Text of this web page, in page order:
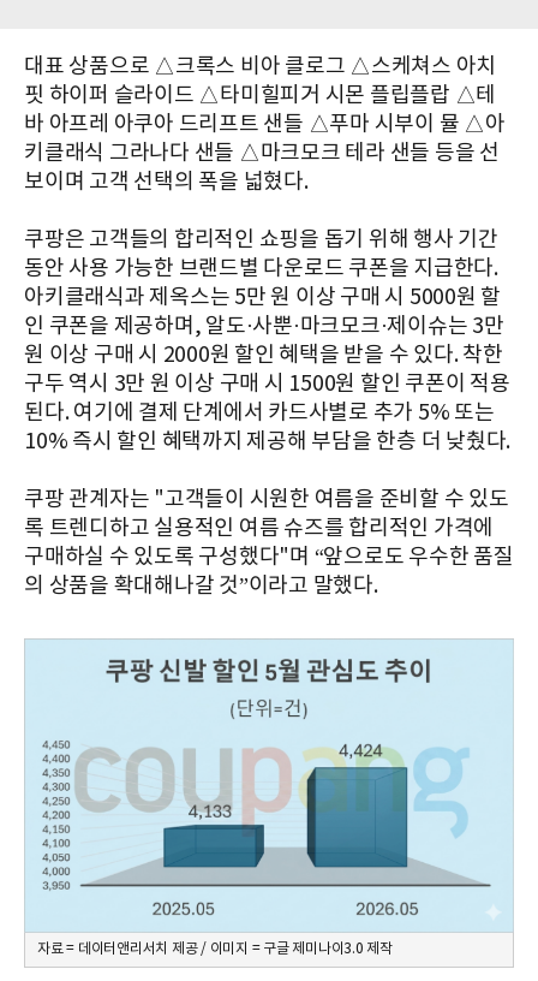
대표 상품으로 △크록스 비아 클로그 △스케쳐스 아치
핏 하이퍼 슬라이드 △타미힐피거 시몬 플립플랍 △테
바 아프레 아쿠아 드리프트 샌들 △푸마 시부이 뮬 △아
키클래식 그라나다 샌들 △마크모크 테라 샌들 등을 선
보이며 고객 선택의 폭을 넓혔다.
쿠팡은 고객들의 합리적인 쇼핑을 돕기 위해 행사 기간
동안 사용 가능한 브랜드별 다운로드 쿠폰을 지급한다.
아키클래식과 제옥스는 5만 원 이상 구매 시 5000원 할
인 쿠폰을 제공하며, 알도·사뿐·마크모크·제이슈는 3만
원 이상 구매 시 2000원 할인 혜택을 받을 수 있다. 착한
구두 역시 3만 원 이상 구매 시 1500원 할인 쿠폰이 적용
된다. 여기에 결제 단계에서 카드사별로 추가 5% 또는
10% 즉시 할인 혜택까지 제공해 부담을 한층 더 낮췄다.
쿠팡 관계자는 "고객들이 시원한 여름을 준비할 수 있도
록 트렌디하고 실용적인 여름 슈즈를 합리적인 가격에
구매하실 수 있도록 구성했다"며 “앞으로도 우수한 품질
의 상품을 확대해나갈 것”이라고 말했다.
자료 = 데이터앤리서치 제공 / 이미지 = 구글 제미나이3.0 제작